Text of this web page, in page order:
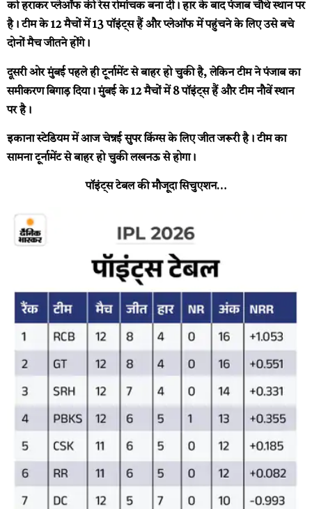
को हराकर प्लेऑफ की रेस रोमांचक बना दी। हार के बाद पंजाब चौथे स्थान पर
है। टीम के 12 मैचों में 13 पॉइंट्स हैं और प्लेऑफ में पहुंचने के लिए उसे बचे
दोनों मैच जीतने होंगे।
दूसरी ओर मुंबई पहले ही टूर्नामेंट से बाहर हो चुकी है, लेकिन टीम ने पंजाब का
समीकरण बिगाड़ दिया। मुंबई के 12 मैचों में 8 पॉइंट्स हैं और टीम नौवें स्थान
पर है।
इकाना स्टेडियम में आज चेन्नई सुपर किंग्स के लिए जीत जरूरी है। टीम का
सामना टूर्नामेंट से बाहर हो चुकी लखनऊ से होगा।
पॉइंट्स टेबल की मौजूदा सिचुएशन…